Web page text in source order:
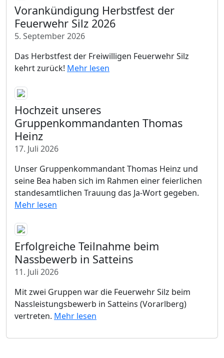
Vorankündigung Herbstfest der
Feuerwehr Silz 2026
5. September 2026
Das Herbstfest der Freiwilligen Feuerwehr Silz
kehrt zurück! Mehr lesen
Hochzeit unseres
Gruppenkommandanten Thomas
Heinz
17. Juli 2026
Unser Gruppenkommandant Thomas Heinz und
seine Bea haben sich im Rahmen einer feierlichen
standesamtlichen Trauung das Ja-Wort gegeben.
Mehr lesen
Erfolgreiche Teilnahme beim
Nassbewerb in Satteins
11. Juli 2026
Mit zwei Gruppen war die Feuerwehr Silz beim
Nassleistungsbewerb in Satteins (Vorarlberg)
vertreten. Mehr lesen